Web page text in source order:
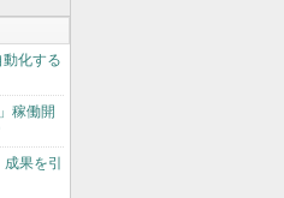
化する
稼働開
果を引